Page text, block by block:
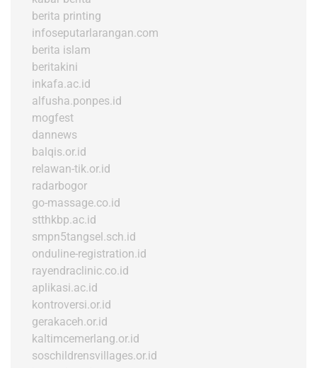
berita printing
infoseputarlarangan.com
berita islam
beritakini
inkafa.ac.id
alfusha.ponpes.id
mogfest
dannews
balqis.or.id
relawan-tik.or.id
radarbogor
go-massage.co.id
stthkbp.ac.id
smpn5tangsel.sch.id
onduline-registration.id
rayendraclinic.co.id
aplikasi.ac.id
kontroversi.or.id
gerakaceh.or.id
kaltimcemerlang.or.id
soschildrensvillages.or.id